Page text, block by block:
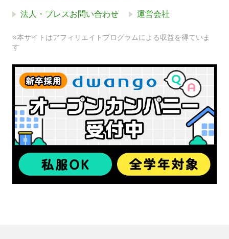
法人・プレスお問い合わせ 運営会社
※本サイトはアフィリエイトプログラムによる収益を得ていま
す